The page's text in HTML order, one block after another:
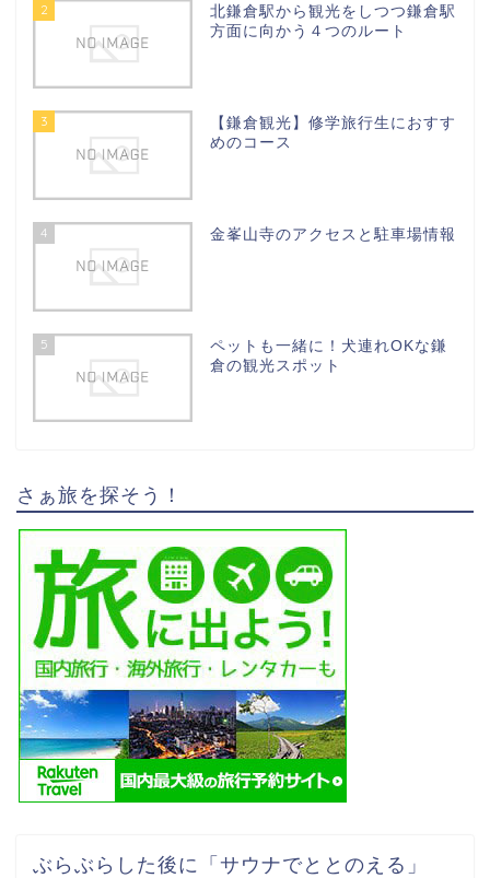
2
北鎌倉駅から観光をしつつ鎌倉駅
方面に向かう４つのルート
3
【鎌倉観光】修学旅行生におすす
めのコース
4 金峯山寺のアクセスと駐車場情報
5
ペットも一緒に！犬連れOKな鎌
倉の観光スポット
さぁ旅を探そう！
ぶらぶらした後に「サウナでととのえる」